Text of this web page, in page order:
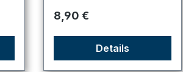
Regulärer Preis:
8,90 €
Details